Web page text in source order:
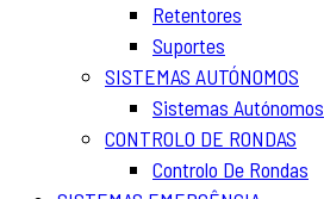
Retentores
Suportes
SISTEMAS AUTÓNOMOS
Sistemas Autónomos
CONTROLO DE RONDAS
Controlo De Rondas